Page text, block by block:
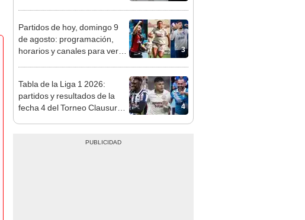
3
Partidos de hoy, domingo 9
de agosto: programación,
horarios y canales para ver
4
Tabla de la Liga 1 2026:
partidos y resultados de la
fecha 4 del Torneo Clausura y